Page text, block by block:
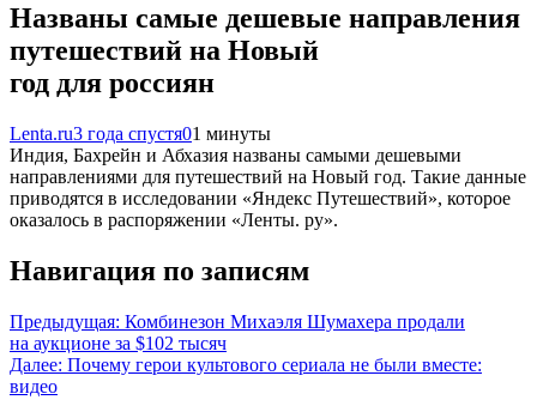
Названы самые дешевые направления
путешествий на Новый
год для россиян
Lenta.ru3 года спустя01 минуты
Индия, Бахрейн и Абхазия названы самыми дешевыми
направлениями для путешествий на Новый год. Такие данные
приводятся в исследовании «Яндекс Путешествий», которое
оказалось в распоряжении «Ленты. ру».
Навигация по записям
Предыдущая: Комбинезон Михаэля Шумахера продали
на аукционе за $102 тысяч
Далее: Почему герои культового сериала не были вместе:
видео